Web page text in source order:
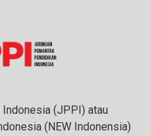
(JPPI) atau
(NEW Indonensia)